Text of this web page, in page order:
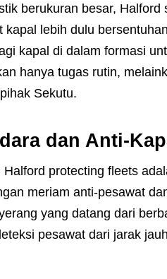
berukuran besar, Halford
lebih dulu
kapal di dalam formasi
hanya tugas rutin,
Sekutu.
dan Anti-
protecting fleets
meriam anti-pesawat
yang datang dari
pesawat dari jarak